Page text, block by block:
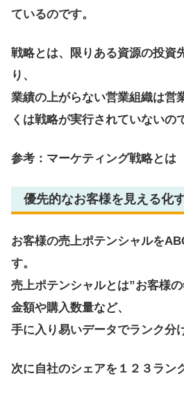
ているのです。
戦略とは、限りある資源の投資
り、
業績の上がらない営業組織は営
くは戦略が実行されていないの
参考：マーケティング戦略とは
優先的なお客様を見える化
お客様の売上ポテンシャルを
す。
売上ポテンシャルとは”お客様
金額や購入数量など、
手に入り易いデータでランク分
次に自社のシェアを１２３ラン